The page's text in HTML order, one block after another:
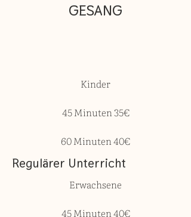
GESANG
Kinder
45 Minuten 35€
60 Minuten 40€
Regulärer Unterricht
Erwachsene
45 Minuten 40€